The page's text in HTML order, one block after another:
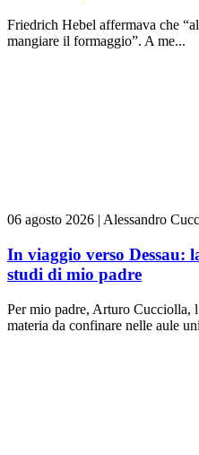
Friedrich Hebel affermava che
mangiare il formaggio”. A me...
06 agosto 2026 | Alessandro
In viaggio verso Dessau:
studi di mio padre
Per mio padre, Arturo Cucciolla,
materia da confinare nelle aule